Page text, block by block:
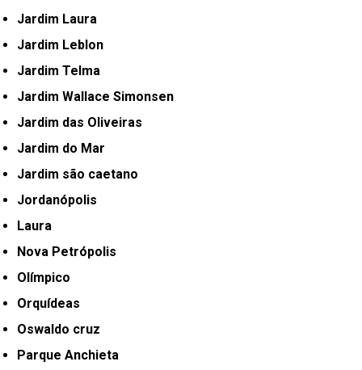
Jardim Laura
Jardim Leblon
Jardim Telma
Jardim Wallace Simonsen
Jardim das Oliveiras
Jardim do Mar
Jardim são caetano
Jordanópolis
Laura
Nova Petrópolis
Olímpico
Orquídeas
Oswaldo cruz
Parque Anchieta